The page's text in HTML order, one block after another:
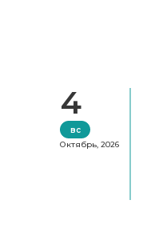
вс
Октябрь, 2026
4